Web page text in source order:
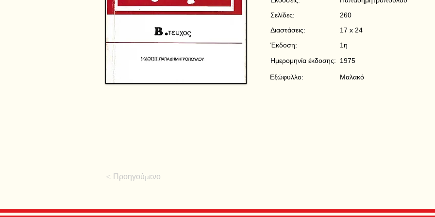
Σελίδες:
260
Διαστάσεις:
17 x 24
Έκδοση:
1η
Ημερομηνία έκδοσης:
1975
Μαλακό
Εξώφυλλο:
< Προηγούμενο